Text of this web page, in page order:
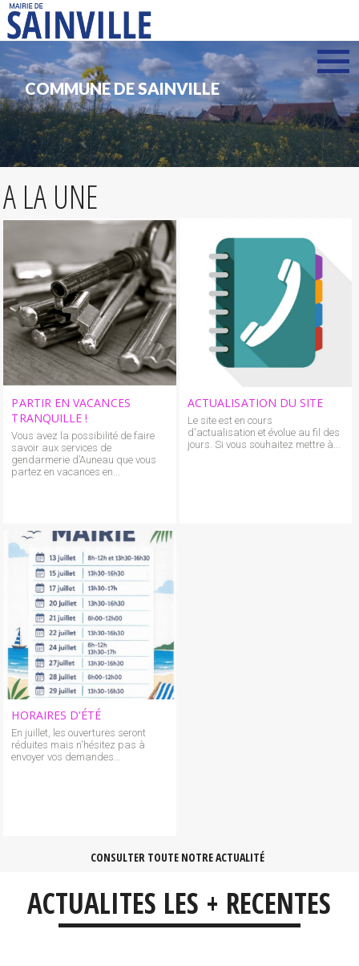
COMMUNE DE SAINVILLE
A LA UNE
PARTIR EN VACANCES
TRANQUILLE !
Vous avez la possibilité de faire
savoir aux services de
gendarmerie d’Auneau que vous
partez en vacances en...
ACTUALISATION DU SITE
Le site est en cours
d'actualisation et évolue au fil des
jours. Si vous souhaitez mettre à...
HORAIRES D'ÉTÉ
En juillet, les ouvertures seront
réduites mais n'hésitez pas à
envoyer vos demandes...
CONSULTER TOUTE NOTRE ACTUALITÉ
ACTUALITES LES + RECENTES